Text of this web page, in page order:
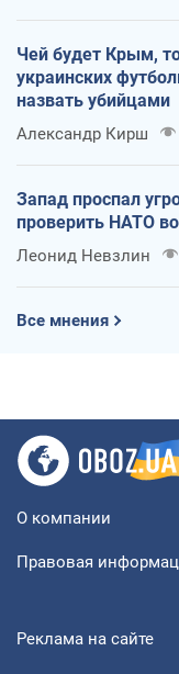
Чей будет Крым,
украинских
назвать убийцами
Александр Кирш
Запад проспал
проверить НАТО
Леонид Невзлин
Все мнения
О компании
Правовая
Реклама на сайте